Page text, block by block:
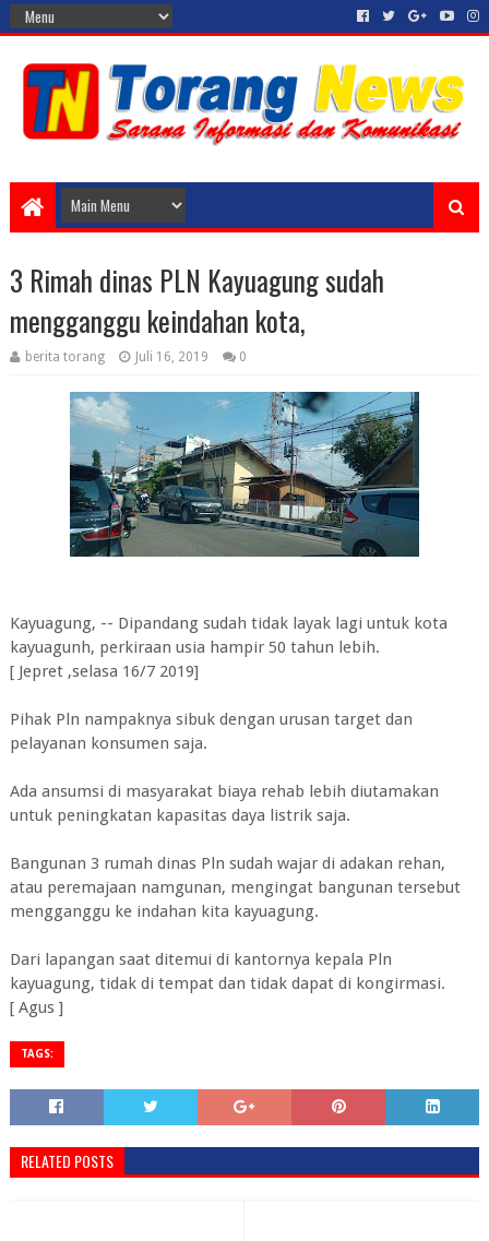
3 Rimah dinas PLN Kayuagung sudah
mengganggu keindahan kota,
berita torang Juli 16, 2019 0
Kayuagung, -- Dipandang sudah tidak layak lagi untuk kota
kayuagunh, perkiraan usia hampir 50 tahun lebih.
[ Jepret ,selasa 16/7 2019]
Pihak Pln nampaknya sibuk dengan urusan target dan
pelayanan konsumen saja.
Ada ansumsi di masyarakat biaya rehab lebih diutamakan
untuk peningkatan kapasitas daya listrik saja.
Bangunan 3 rumah dinas Pln sudah wajar di adakan rehan,
atau peremajaan namgunan, mengingat bangunan tersebut
mengganggu ke indahan kita kayuagung.
Dari lapangan saat ditemui di kantornya kepala Pln
kayuagung, tidak di tempat dan tidak dapat di kongirmasi.
[ Agus ]
TAGS:
RELATED POSTS